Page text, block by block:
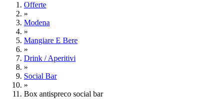
Offerte
»
Modena
»
Mangiare E Bere
»
Drink / Aperitivi
»
Social Bar
»
Box antispreco social bar